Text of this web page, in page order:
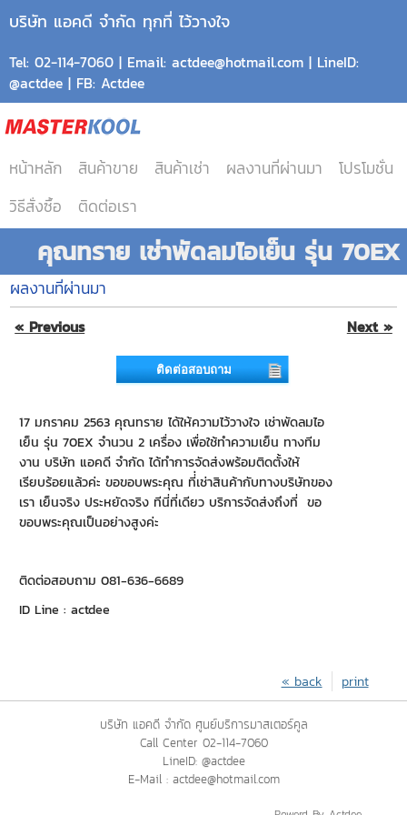
บริษัท แอคดี จำกัด ทุกที่ ไว้วางใจ
Tel: 02-114-7060 | Email: actdee@hotmail.com | LineID:
@actdee | FB: Actdee
หน้าหลัก สินค้าขาย สินค้าเช่า ผลงานที่ผ่านมา
โปรโมชั่น
วิธีสั่งซื้อ
ติดต่อเรา
คุณทราย เช่าพัดลมไอเย็น รุ่น 70EX
ผลงานที่ผ่านมา
« Previous Next »
17 มกราคม 2563 คุณทราย ได้ให้ความไว้วางใจ เช่าพัดลมไอ
เย็น รุ่น 70EX จำนวน 2 เครื่อง เพื่อใช้ทำความเย็น ทางทีม
งาน บริษัท แอคดี จำกัด ได้ทำการจัดส่งพร้อมติดตั้งให้
เรียบร้อยแล้วค่ะ ขอขอบพระคุณ ที่่เช่าสินค้ากับทางบริษัทของ
เรา เย็นจริง ประหยัดจริง ทีนี่ที่เดียว บริการจัดส่งถึงที่ ขอ
ขอบพระคุณเป็นอย่างสูงค่ะ
ติดต่อสอบถาม 081-636-6689
ID Line : actdee
print
« back
บริษัท แอคดี จำกัด ศูนย์บริการมาสเตอร์คูล
Call Center 02-114-7060
LineID: @actdee
E-Mail : actdee@hotmail.com